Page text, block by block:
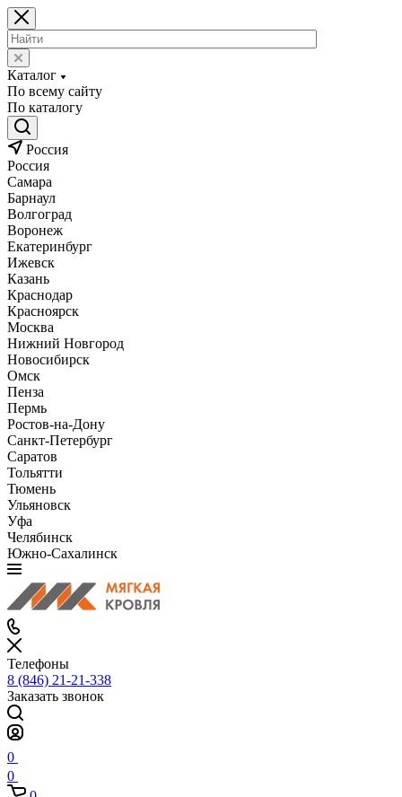
Каталог
По всему сайту
По каталогу
Россия
Россия
Самара
Барнаул
Волгоград
Воронеж
Екатеринбург
Ижевск
Казань
Краснодар
Красноярск
Москва
Нижний Новгород
Новосибирск
Омск
Пенза
Пермь
Ростов-на-Дону
Санкт-Петербург
Саратов
Тольятти
Тюмень
Ульяновск
Уфа
Челябинск
Южно-Сахалинск
Телефоны
8 (846) 21-21-338
Заказать звонок
0
0